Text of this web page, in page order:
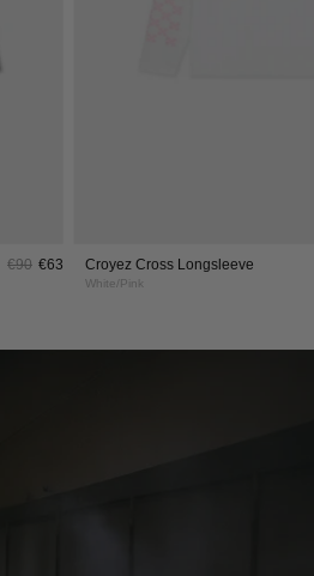
€90 €63 Croyez Cross Longsleeve
White/Pink